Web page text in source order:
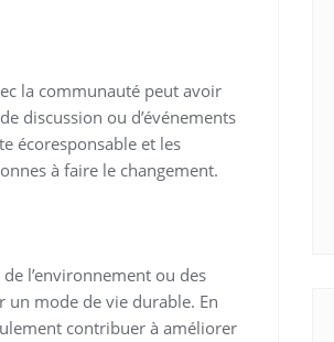
la communauté peut avoir
discussion ou d’événements
écoresponsable et les
à faire le changement.
l’environnement ou des
un mode de vie durable. En
contribuer à améliorer